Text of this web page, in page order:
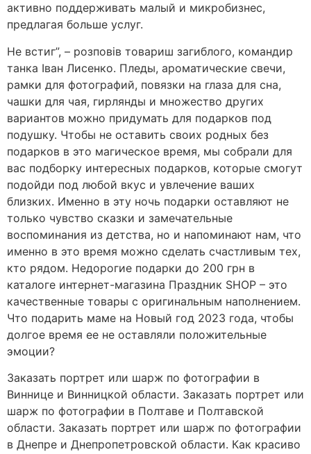
активно поддерживать малый и микробизнес,
предлагая больше услуг.
Не встиг”, – розповів товариш загиблого, командир
танка Іван Лисенко. Пледы, ароматические свечи,
рамки для фотографий, повязки на глаза для сна,
чашки для чая, гирлянды и множество других
вариантов можно придумать для подарков под
подушку. Чтобы не оставить своих родных без
подарков в это магическое время, мы собрали для
вас подборку интересных подарков, которые смогут
подойди под любой вкус и увлечение ваших
близких. Именно в эту ночь подарки оставляют не
только чувство сказки и замечательные
воспоминания из детства, но и напоминают нам, что
именно в это время можно сделать счастливым тех,
кто рядом. Недорогие подарки до 200 грн в
каталоге интернет-магазина Праздник SHOP – это
качественные товары с оригинальным наполнением.
Что подарить маме на Новый год 2023 года, чтобы
долгое время ее не оставляли положительные
эмоции?
Заказать портрет или шарж по фотографии в
Виннице и Винницкой области. Заказать портрет или
шарж по фотографии в Полтаве и Полтавской
области. Заказать портрет или шарж по фотографии
в Днепре и Днепропетровской области. Как красиво